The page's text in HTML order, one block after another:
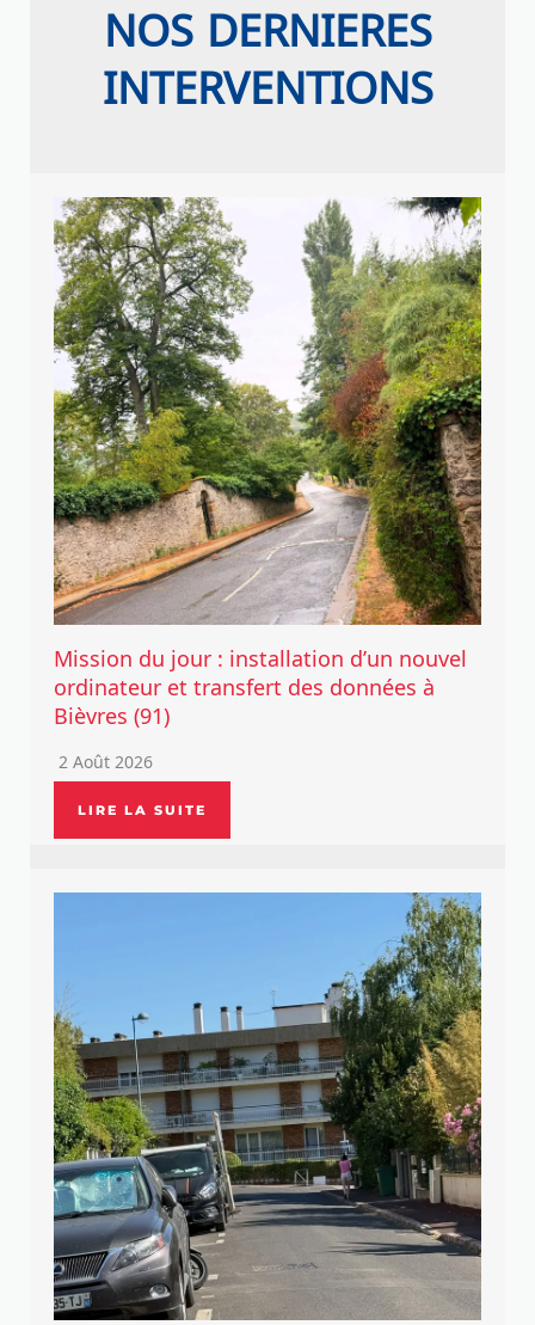
NOS DERNIERES
INTERVENTIONS
Mission du jour : installation d’un nouvel
ordinateur et transfert des données à
Bièvres (91)
2 Août 2026
LIRE LA SUITE